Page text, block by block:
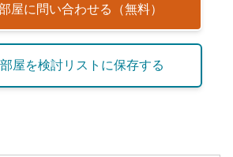
屋に問い合わせる（無料）
部屋を検討リストに保存する